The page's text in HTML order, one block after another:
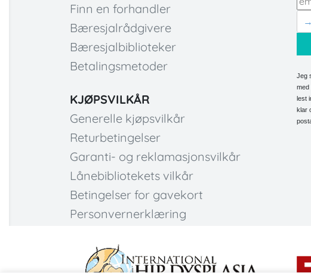
Finn en forhandler
Bæresjalrådgivere
Bæresjalbiblioteker
Betalingsmetoder
KJØPSVILKÅR
Generelle kjøpsvilkår
Returbetingelser
Garanti- og reklamasjonsvilkår
Lånebibliotekets vilkår
Betingelser for gavekort
Personvernerklæring
→
Jeg
med
lest
klar